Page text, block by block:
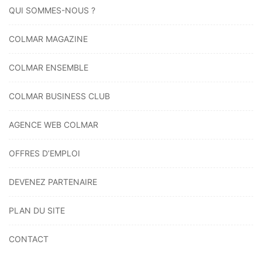
QUI SOMMES-NOUS ?
COLMAR MAGAZINE
COLMAR ENSEMBLE
COLMAR BUSINESS CLUB
AGENCE WEB COLMAR
OFFRES D’EMPLOI
DEVENEZ PARTENAIRE
PLAN DU SITE
CONTACT